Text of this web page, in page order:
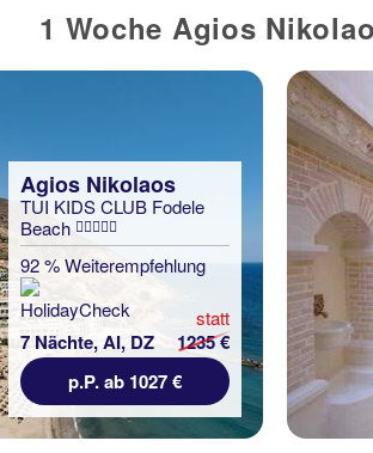
1 Woche Agios
Agios Nikolaos
TUI KIDS CLUB Fodele
Beach
92 % Weiterempfehlung
7 Nächte, AI, DZ
statt
1235 €
p.P. ab 1027 €